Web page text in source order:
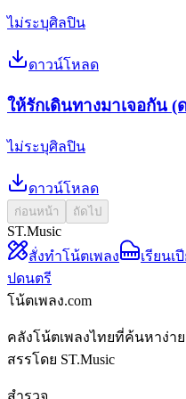
ไม่ระบุศิลปิน
ดาวน์โหลด
ให้รักเดินทางมาเจอกัน
ไม่ระบุศิลปิน
ดาวน์โหลด
ก่อนหน้า ถัดไป
ST.Music
สั่งทำโน้ตเพลง
เรียนเ
ปดนตรี
โน้ตเพลง.com
คลังโน้ตเพลงไทยที่ค้นหาง่
สรรโดย ST.Music
สำรวจ